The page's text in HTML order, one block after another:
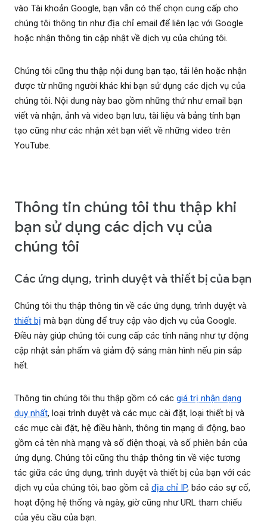
vào Tài khoản Google, bạn vẫn có thể chọn cung cấp cho
chúng tôi thông tin như địa chỉ email để liên lạc với Google
hoặc nhận thông tin cập nhật về dịch vụ của chúng tôi.
Chúng tôi cũng thu thập nội dung bạn tạo, tải lên hoặc nhận
được từ những người khác khi bạn sử dụng các dịch vụ của
chúng tôi. Nội dung này bao gồm những thứ như email bạn
viết và nhận, ảnh và video bạn lưu, tài liệu và bảng tính bạn
tạo cũng như các nhận xét bạn viết về những video trên
YouTube.
Thông tin chúng tôi thu thập khi
bạn sử dụng các dịch vụ của
chúng tôi
Các ứng dụng, trình duyệt và thiết bị của bạn
Chúng tôi thu thập thông tin về các ứng dụng, trình duyệt và
thiết bị mà bạn dùng để truy cập vào dịch vụ của Google.
Điều này giúp chúng tôi cung cấp các tính năng như tự động
cập nhật sản phẩm và giảm độ sáng màn hình nếu pin sắp
hết.
Thông tin chúng tôi thu thập gồm có các giá trị nhận dạng
duy nhất, loại trình duyệt và các mục cài đặt, loại thiết bị và
các mục cài đặt, hệ điều hành, thông tin mạng di động, bao
gồm cả tên nhà mạng và số điện thoại, và số phiên bản của
ứng dụng. Chúng tôi cũng thu thập thông tin về việc tương
tác giữa các ứng dụng, trình duyệt và thiết bị của bạn với các
dịch vụ của chúng tôi, bao gồm cả địa chỉ IP, báo cáo sự cố,
hoạt động hệ thống và ngày, giờ cũng như URL tham chiếu
của yêu cầu của bạn.